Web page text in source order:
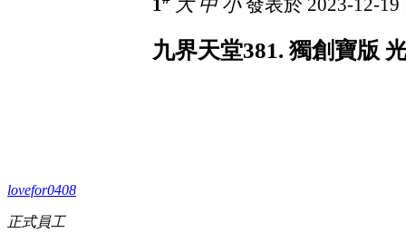
lovefor0408
正式員工
1 大 中 小發表於 2023-12-
九界天堂381. 獨創寶版